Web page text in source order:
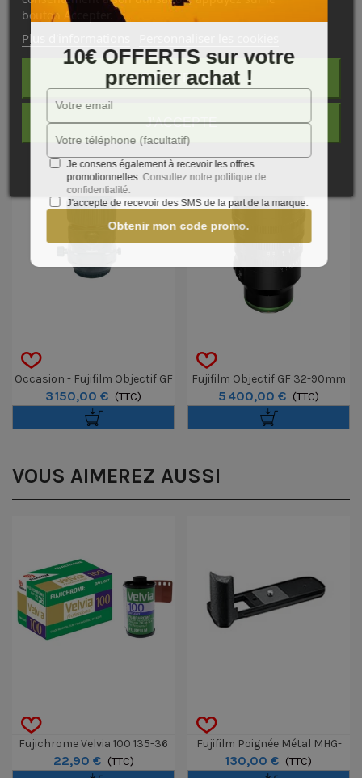
Caractéristiques
NOS PRODUITS
COMPLÉMENTAIRES
Occasion - Fujifilm Objectif GF
110mm MACRO T/S
3 150,00 € (TTC)
Fujifilm Objectif GF 32-90mm
T3.5 PZ OIS WR
5 400,00 € (TTC)
VOUS AIMEREZ AUSSI
Fujichrome Velvia 100 135-36
22,90 € (TTC)
Fujifilm Poignée Métal MHG-
XPRO2 Pour Boitier X-Pro 2
130,00 € (TTC)
bouton Accepter.
Plus d'informations
REJETER TOUT
J'ACCEPTE
10€ OFFERTS sur votre
premier achat !
Je consens également à recevoir les offres
promotionnelles. Consultez notre politique de
confidentialité.
J'accepte de recevoir des SMS de la part de la marque.
Obtenir mon code promo.